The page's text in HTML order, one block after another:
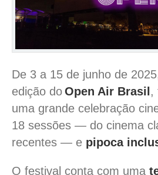
De 3 a 15 de junho de
edição doOpen Air Brasil ,
uma grande celebração
18 sessões — do cinema
recentes — e pipoca
O festival conta com uma